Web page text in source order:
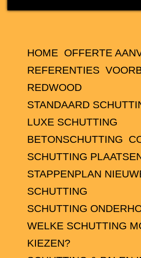
HOME
OFFERTE
REFERENTIES
REDWOOD
STANDAARD
LUXE SCHUTTING
BETONSCHUTTING
SCHUTTING
STAPPENPLAN
SCHUTTING
SCHUTTING
WELKE SCHUTTING
KIEZEN?